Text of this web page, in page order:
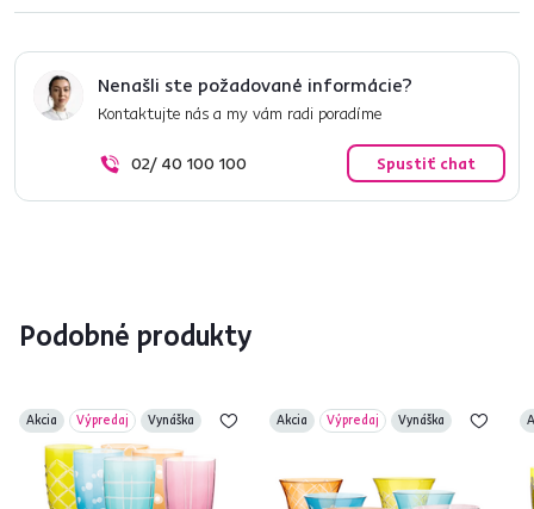
Nenašli ste požadované informácie?
Kontaktujte nás a my vám radi poradíme
02/ 40 100 100 Spustiť chat
Podobné produkty
Akcia Výpredaj Vynáška Akcia Výpredaj Vynáška